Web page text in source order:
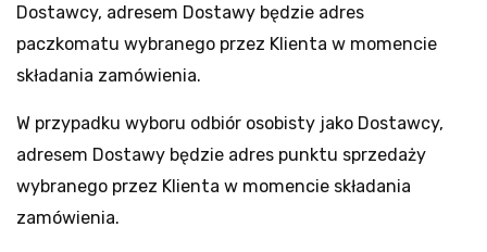
Dostawcy, adresem Dostawy będzie adres
paczkomatu wybranego przez Klienta w momencie
składania zamówienia.
W przypadku wyboru odbiór osobisty jako Dostawcy,
adresem Dostawy będzie adres punktu sprzedaży
wybranego przez Klienta w momencie składania
zamówienia.